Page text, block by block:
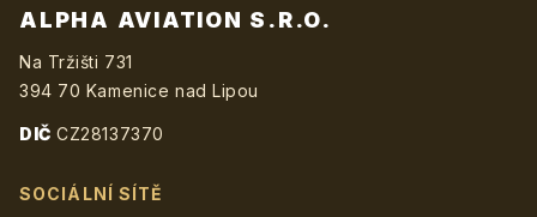
ALPHA AVIATION S.R.O.
Na Tržišti 731
394 70 Kamenice nad Lipou
DIČ CZ28137370
SOCIÁLNÍ SÍTĚ